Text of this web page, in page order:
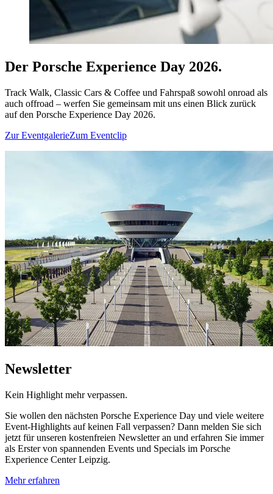
Der Porsche Experience Day 2026.
Track Walk, Classic Cars & Coffee und Fahrspaß sowohl onroad als
auch offroad – werfen Sie gemeinsam mit uns einen Blick zurück
auf den Porsche Experience Day 2026.
Zur EventgalerieZum Eventclip
Newsletter
Kein Highlight mehr verpassen.
Sie wollen den nächsten Porsche Experience Day und viele weitere
Event-Highlights auf keinen Fall verpassen? Dann melden Sie sich
jetzt für unseren kostenfreien Newsletter an und erfahren Sie immer
als Erster von spannenden Events und Specials im Porsche
Experience Center Leipzig.
Mehr erfahren